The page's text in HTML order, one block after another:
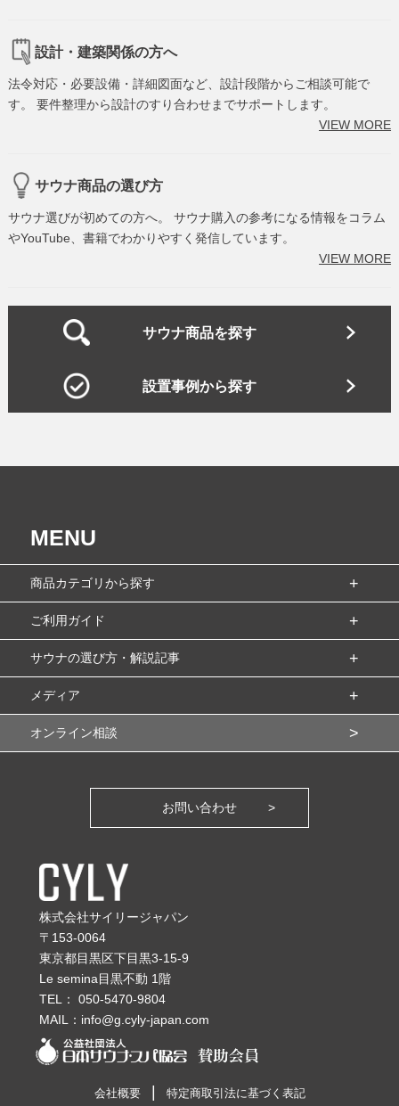
設計・建築関係の方へ
法令対応・必要設備・詳細図面など、設計段階からご相談可能で
す。 要件整理から設計のすり合わせまでサポートします。
VIEW MORE
サウナ商品の選び方
サウナ選びが初めての方へ。 サウナ購入の参考になる情報をコラム
やYouTube、書籍でわかりやすく発信しています。
VIEW MORE
サウナ商品を探す
設置事例から探す
MENU
商品カテゴリから探す
ご利用ガイド
サウナの選び方・解説記事
メディア
オンライン相談
お問い合わせ
株式会社サイリージャパン
〒153-0064
東京都目黒区下目黒3-15-9
Le semina目黒不動 1階
TEL： 050-5470-9804
MAIL： info@g.cyly-japan.com
会社概要 特定商取引法に基づく表記